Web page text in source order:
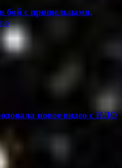
бой с пришельцами,
новое видео с НЛО